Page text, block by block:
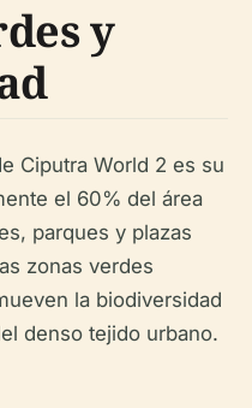
y
Ciputra World 2 es su
el 60% del área
parques y plazas
zonas verdes
la biodiversidad
denso tejido urbano.